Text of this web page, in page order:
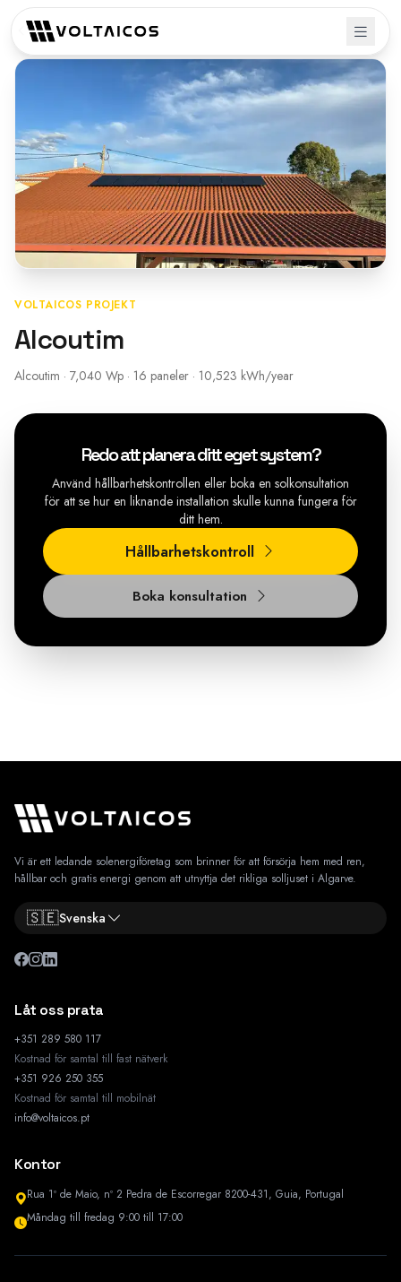
Tillbaka till projekt
VOLTAICOS PROJEKT
Alcoutim
Alcoutim · 7,040 Wp · 16 paneler · 10,523 kWh/year
Redo att planera ditt eget system?
Använd hållbarhetskontrollen eller boka en solkonsultation
för att se hur en liknande installation skulle kunna fungera för
ditt hem.
Hållbarhetskontroll
Boka konsultation
Vi är ett ledande solenergiföretag som brinner för att försörja hem med ren,
hållbar och gratis energi genom att utnyttja det rikliga solljuset i Algarve.
🇸🇪Svenska
Låt oss prata
+351 289 580 117
Kostnad för samtal till fast nätverk
+351 926 250 355
Kostnad för samtal till mobilnät
info@voltaicos.pt
Kontor
Rua 1º de Maio, nº 2 Pedra de Escorregar 8200-431, Guia, Portugal
Måndag till fredag 9:00 till 17:00